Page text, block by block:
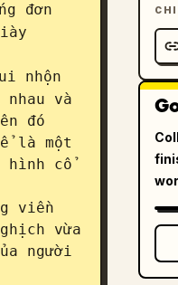
đơn
nhộn
và
đó
là một
hình cổ
viền
vừa
người